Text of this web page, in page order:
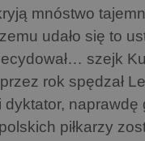
mnóstwo
udało się to
szejk
rok spędzał
naprawdę
piłkarzy